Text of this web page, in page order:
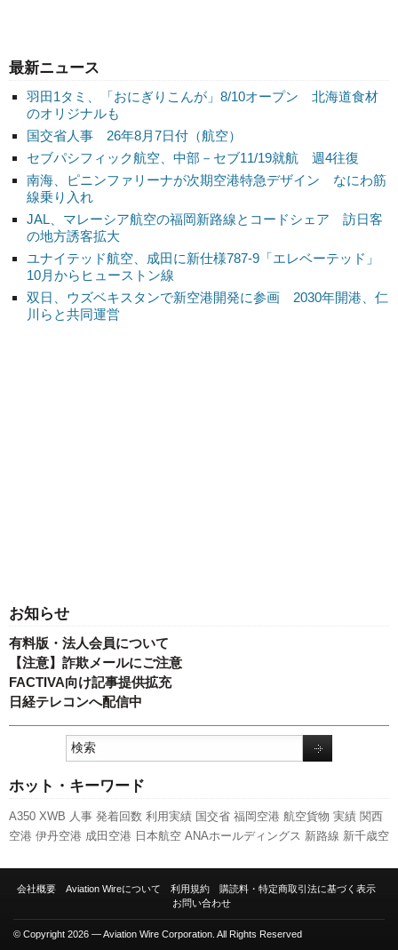
最新ニュース
羽田1タミ、「おにぎりこんが」8/10オープン 北海道食材
のオリジナルも
国交省人事 26年8月7日付（航空）
セブパシフィック航空、中部－セブ11/19就航 週4往復
南海、ピニンファリーナが次期空港特急デザイン なにわ筋
線乗り入れ
JAL、マレーシア航空の福岡新路線とコードシェア 訪日客
の地方誘客拡大
ユナイテッド航空、成田に新仕様787-9「エレベーテッド」
10月からヒューストン線
双日、ウズベキスタンで新空港開発に参画 2030年開港、仁
川らと共同運営
お知らせ
有料版・法人会員について
【注意】詐欺メールにご注意
FACTIVA向け記事提供拡充
日経テレコンへ配信中
ホット・キーワード
A350 XWB 人事 発着回数 利用実績 国交省 福岡空港 航空貨物 実績 関西
空港 伊丹空港 成田空港 日本航空 ANAホールディングス 新路線 新千歳空
レア スターフライヤー LCC 777 訪日客 787 キャンペーン ピーチ・アビ
会社概要 Aviation Wireについて 利用規約
購読料・特定商取引法に基づく表示
お問い合わせ
© Copyright 2026 — Aviation Wire Corporation. All Rights Reserved